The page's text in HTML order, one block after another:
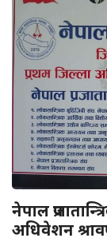
नेपाल
अधिवेशन